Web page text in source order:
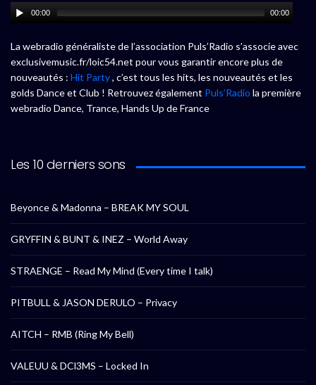
00:00 00:00
La webradio généraliste de l’association Puls’Radio s’associe avec
exclusivemusic.fr/loic54.net pour vous garantir encore plus de
nouveautés : Hit Party, c’est tous les hits, les nouveautés et les
golds Dance et Club ! Retrouvez également Puls’Radio la première
webradio Dance, Trance, Hands Up de France
Les 10 derniers sons
Beyonce & Madonna – BREAK MY SOUL
GRYFFIN & BUNT & INEZ – World Away
STRAENGE – Read My Mind (Every time I talk)
PITBULL & JASON DERULO – Privacy
AITCH – RMB (Ring My Bell)
VALEUU & DCl3MS – Locked In